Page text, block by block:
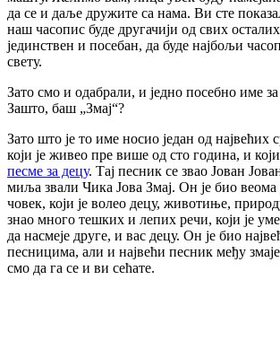
да се и даље дружите са нама. Ви сте
наш часопис буде другачији од свих
јединствен и посебан, да буде најбољи
свету.
Зато смо и одабрали, и једно посебно име
Зашто, баш „Змај“?
Зато што је то име носио један од највећих
који је живео пре више од сто година, и
песме за децу. Тај песник се звао Јован
миља звали Чика Јова Змај. Он је био
човек, који је волео децу, животиње,
знао много тешких и лепих речи, који је
да насмеје друге, и вас децу. Он је био
песницима, али и највећи песник међу
смо да га се и ви сећате.